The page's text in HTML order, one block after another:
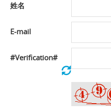
姓名
E-mail
#Verification#